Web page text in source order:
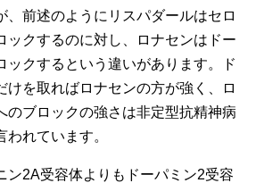
、前述のようにリスパダールはセロ
ックするのに対し、ロナセンはドー
ックするという違いがあります。ド
けを取ればロナセンの方が強く、ロ
のブロックの強さは非定型抗精神病
れています。
ン2A受容体よりもドーパミン2受容